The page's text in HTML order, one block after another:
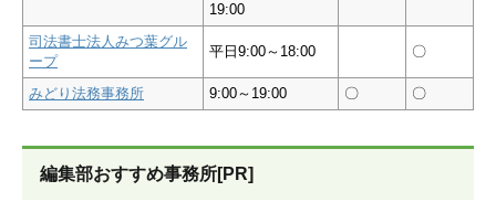
19:00
司法書士法人みつ葉グル
ープ
平日9:00～18:00 〇
みどり法務事務所 9:00～19:00 〇 〇
編集部おすすめ事務所[PR]